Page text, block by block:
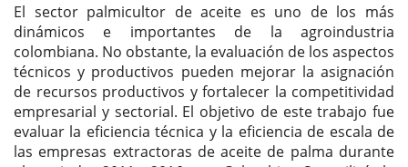
El sector palmicultor de aceite es uno de los más
dinámicos e importantes de la agroindustria
colombiana. No obstante, la evaluación de los aspectos
técnicos y productivos pueden mejorar la asignación
de recursos productivos y fortalecer la competitividad
empresarial y sectorial. El objetivo de este trabajo fue
evaluar la eficiencia técnica y la eficiencia de escala de
las empresas extractoras de aceite de palma durante